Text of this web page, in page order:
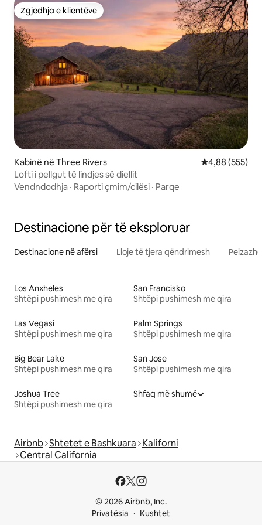
Zgjedhja e klientëve
Zgjedhja e klientëve
Kabinë në Three Rivers Vlerësimi
4,88 (555)
Lofti i pellgut të lindjes së diellit
Vendndodhja · Raporti çmim/cilësi · Parqe
Destinacione për të eksploruar
Destinacione në afërsi Lloje të tjera qëndrimesh
Los Anxheles
Shtëpi pushimesh me qira
San Francisko
Shtëpi pushimesh me qira
Las Vegasi
Shtëpi pushimesh me qira
Palm Springs
Shtëpi pushimesh me qira
Big Bear Lake
Shtëpi pushimesh me qira
San Jose
Shtëpi pushimesh me qira
Joshua Tree
Shtëpi pushimesh me qira
Shfaq më shumë
Airbnb Shtetet e Bashkuara Kaliforni
Central California
© 2026 Airbnb, Inc.
Privatësia
Kushtet